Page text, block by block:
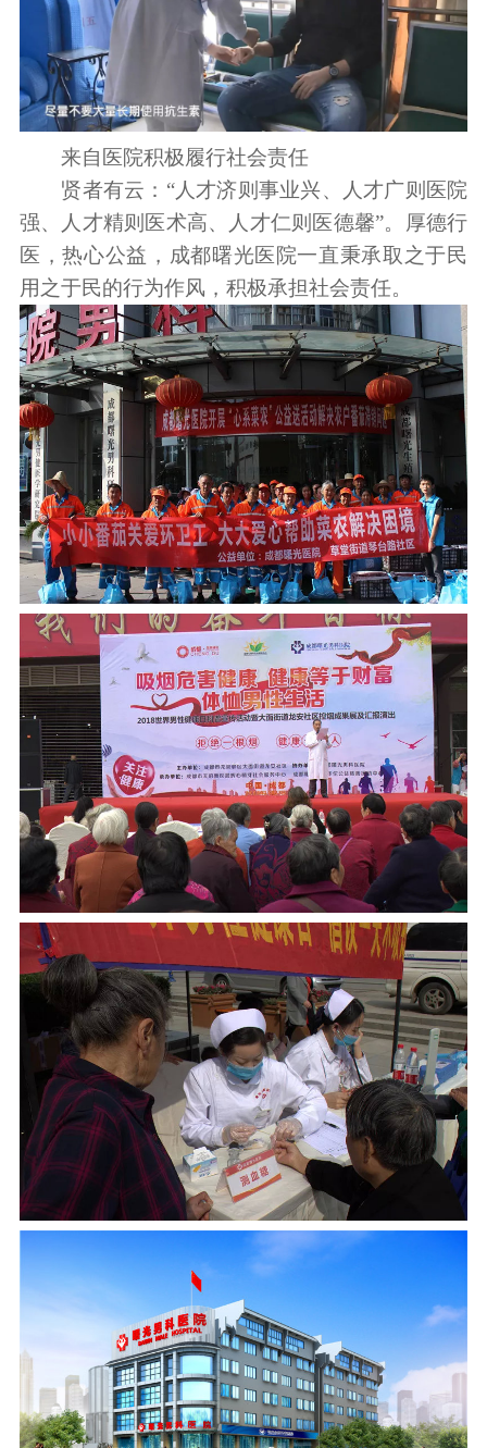
来自医院积极履行社会责任
贤者有云：“人才济则事业兴、人才广则医院
强、人才精则医术高、人才仁则医德馨”。厚德行
医，热心公益，成都曙光医院一直秉承取之于民
用之于民的行为作风，积极承担社会责任。